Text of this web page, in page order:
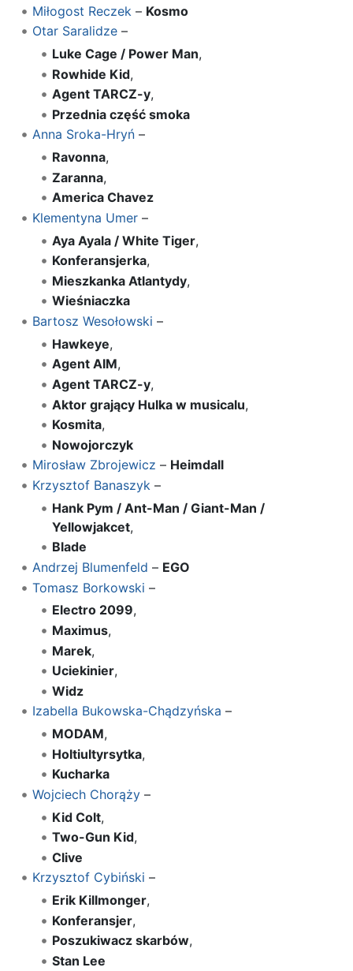
Miłogost Reczek – Kosmo
Otar Saralidze–
Luke Cage / Power Man,
Rowhide Kid,
Agent TARCZ-y,
Przednia część smoka
Anna Sroka-Hryń–
Ravonna,
Zaranna,
America Chavez
Klementyna Umer–
Aya Ayala / White Tiger,
Konferansjerka,
Mieszkanka Atlantydy,
Wieśniaczka
Bartosz Wesołowski –
Hawkeye,
Agent AIM,
Agent TARCZ-y,
Aktor grający Hulka w musicalu,
Kosmita,
Nowojorczyk
Mirosław Zbrojewicz – Heimdall
Krzysztof Banaszyk –
Hank Pym / Ant-Man / Giant-Man /
Yellowjakcet,
Blade
Andrzej Blumenfeld – EGO
Tomasz Borkowski –
Electro 2099,
Maximus,
Marek,
Uciekinier,
Widz
Izabella Bukowska-Chądzyńska –
MODAM,
Holtiultyrsytka,
Kucharka
Wojciech Chorąży–
Kid Colt,
Two-Gun Kid,
Clive
Krzysztof Cybiński –
Erik Killmonger,
Konferansjer,
Poszukiwacz skarbów,
Stan Lee